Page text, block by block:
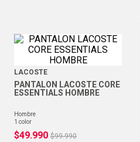
LACOSTE
PANTALON LACOSTE CORE
ESSENTIALS HOMBRE
hombre
1 color
$49.990 $99.990